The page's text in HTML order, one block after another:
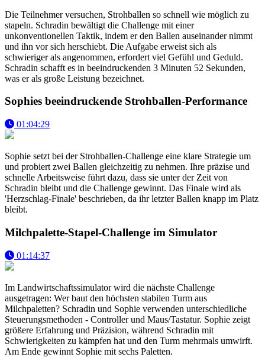
Die Teilnehmer versuchen, Strohballen so schnell wie möglich zu
stapeln. Schradin bewältigt die Challenge mit einer
unkonventionellen Taktik, indem er den Ballen auseinander nimmt
und ihn vor sich herschiebt. Die Aufgabe erweist sich als
schwieriger als angenommen, erfordert viel Gefühl und Geduld.
Schradin schafft es in beeindruckenden 3 Minuten 52 Sekunden,
was er als große Leistung bezeichnet.
Sophies beeindruckende Strohballen-Performance
01:04:29
Sophie setzt bei der Strohballen-Challenge eine klare Strategie um
und probiert zwei Ballen gleichzeitig zu nehmen. Ihre präzise und
schnelle Arbeitsweise führt dazu, dass sie unter der Zeit von
Schradin bleibt und die Challenge gewinnt. Das Finale wird als
'Herzschlag-Finale' beschrieben, da ihr letzter Ballen knapp im Platz
bleibt.
Milchpalette-Stapel-Challenge im Simulator
01:14:37
Im Landwirtschaftssimulator wird die nächste Challenge
ausgetragen: Wer baut den höchsten stabilen Turm aus
Milchpaletten? Schradin und Sophie verwenden unterschiedliche
Steuerungsmethoden - Controller und Maus/Tastatur. Sophie zeigt
größere Erfahrung und Präzision, während Schradin mit
Schwierigkeiten zu kämpfen hat und den Turm mehrmals umwirft.
Am Ende gewinnt Sophie mit sechs Paletten.